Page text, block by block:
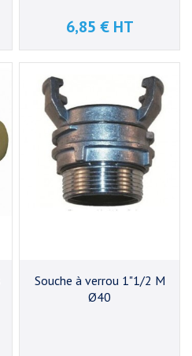
Prix
6,85 € HT
Souche à verrou 1"1/2 M
Ø40